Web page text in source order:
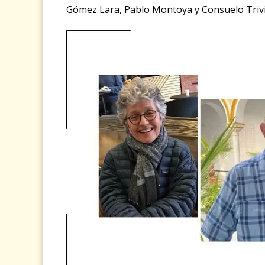
Gómez Lara, Pablo Montoya y Consuelo